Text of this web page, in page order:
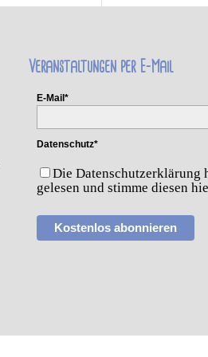
Veranstaltungen per E-Mail
E-Mail*
Datenschutz*
Die Datenschutzerklärung
gelesen und stimme diesen
Kostenlos abonnieren